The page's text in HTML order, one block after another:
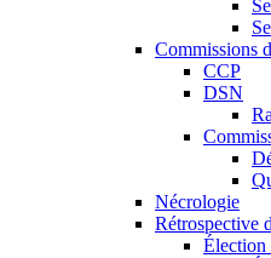
Commissions
CCP
DSN
Nécrologie
Rétrospective
Élection